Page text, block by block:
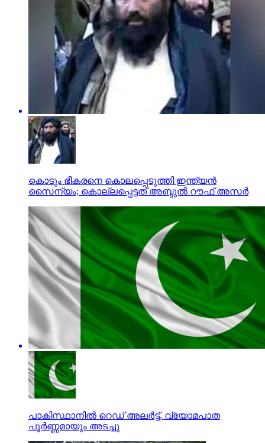
കൊടും ഭീകരനെ കൊലപ്പെടുത്തി ഇന്ത്യന്‍
സൈന്യം; കൊല്ലപ്പെട്ടത് അബ്ദുല്‍ റൗഫ് അസര്‍
പാകിസ്ഥാനില്‍ റെഡ് അലര്‍ട്ട്, വ്യോമപാത
പൂര്‍ണ്ണമായും അടച്ചു